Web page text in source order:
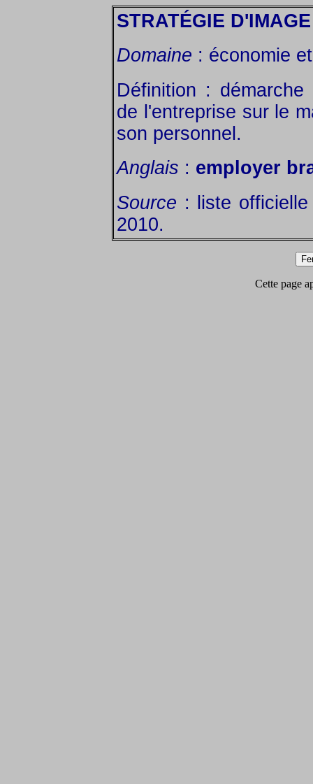
STRATÉGIE
Domaine : économie
Définition :
de l'entreprise sur le
son personnel.
Anglais : employer
Source : liste
2010.
Cette page